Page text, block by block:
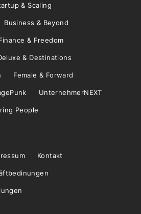
& Scaling
Business & Beyond
& Freedom
& Destinations
Female & Forward
UnternehmerNEXT
People
Kontakt